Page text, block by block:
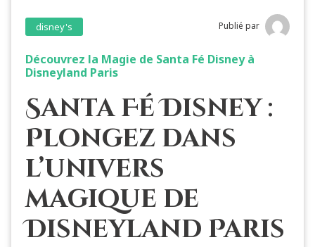
disney's Publié par
Découvrez la Magie de Santa Fé Disney à
Disneyland Paris
Santa Fé Disney :
Plongez dans
l’univers
magique de
Disneyland Paris